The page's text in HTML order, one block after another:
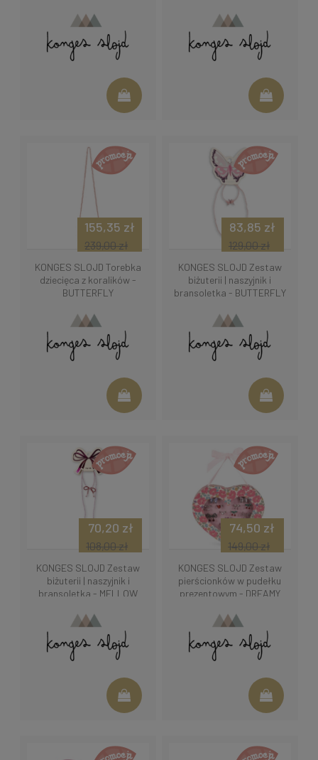
KONGES SLOJD Torebka
dziecięca z koralików -
BUTTERFLY
155,35 zł
239,00 zł
KONGES SLOJD Zestaw
biżuterii | naszyjnik i
bransoletka - BUTTERFLY
83,85 zł
129,00 zł
KONGES SLOJD Zestaw
biżuterii | naszyjnik i
bransoletka - MELLOW
70,20 zł
108,00 zł
KONGES SLOJD Zestaw
pierścionków w pudełku
prezentowym - DREAMY
74,50 zł
149,00 zł